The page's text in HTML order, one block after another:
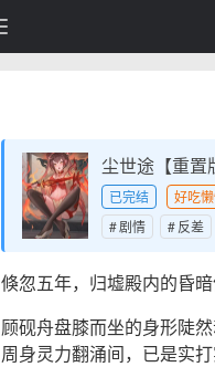
尘世途【重置
已完结
好吃
剧情
反差
倏忽五年，归墟殿内的昏
顾砚舟盘膝而坐的身形陡
周身灵力翻涌间，已是实打